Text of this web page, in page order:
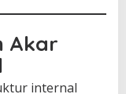
Akar
internal